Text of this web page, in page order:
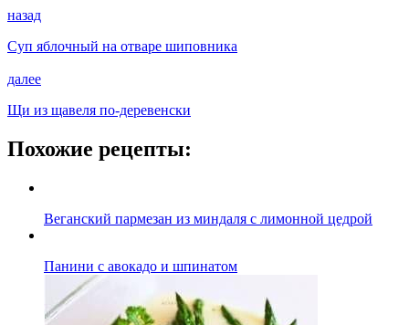
назад
Суп яблочный на отваре шиповника
далее
Щи из щавеля по-деревенски
Похожие рецепты:
Веганский пармезан из миндаля с лимонной цедрой
Панини с авокадо и шпинатом